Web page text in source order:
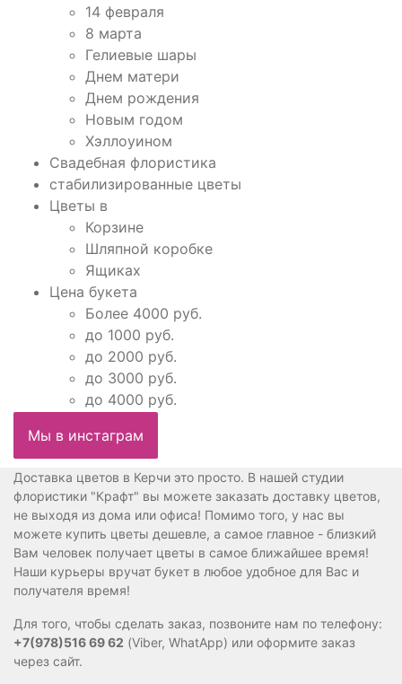
14 февраля
8 марта
Гелиевые шары
Днем матери
Днем рождения
Новым годом
Хэллоуином
Свадебная флористика
стабилизированные цветы
Цветы в
Корзине
Шляпной коробке
Ящиках
Цена букета
Более 4000 руб.
до 1000 руб.
до 2000 руб.
до 3000 руб.
до 4000 руб.
Мы в инстаграм
Доставка цветов в Керчи это просто. В нашей студии
флористики "Крафт" вы можете заказать доставку цветов,
не выходя из дома или офиса! Помимо того, у нас вы
можете купить цветы дешевле, а самое главное - близкий
Вам человек получает цветы в самое ближайшее время!
Наши курьеры вручат букет в любое удобное для Вас и
получателя время!
Для того, чтобы сделать заказ, позвоните нам по телефону:
+7(978)516 69 62 (Viber, WhatApp) или оформите заказ
через сайт.